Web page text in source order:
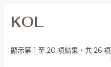
KOL
顯示第 1 至 20 項結果，共 26 項